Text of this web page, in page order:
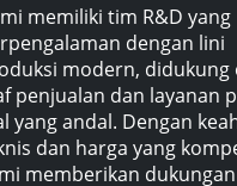
memiliki tim R&D yang
dengan lini
modern, didukung
penjualan dan layanan
yang andal. Dengan
dan harga yang
memberikan dukungan